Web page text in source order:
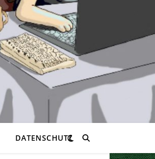
DATENSCHUTZ